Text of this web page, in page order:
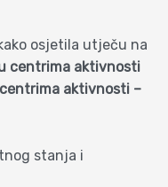
osjetila utječu na
centrima aktivnosti
aktivnosti –
stanja i